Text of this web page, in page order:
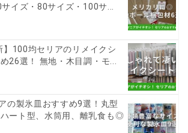
イズ・80サイズ・100サ...
】100均セリアのリメイクシ
26選！ 無地・木目調・モ...
の製氷皿おすすめ9選！丸型
ート型、水筒用、離乳食も◎